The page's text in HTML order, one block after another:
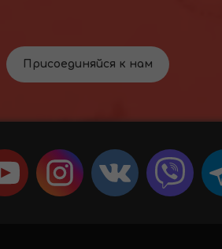
Присоединяйся к нам